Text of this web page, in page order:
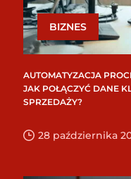
BIZNES
AUTOMATYZACJA
JAK POŁĄCZYĆ DANE
SPRZEDAŻY?
28 października